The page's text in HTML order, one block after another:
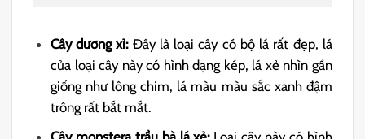
Cây dương xỉ:Đây là loại cây có bộ lá rất đẹp, lá
của loại cây này có hình dạng kép, lá xẻ nhìn gần
giống như lông chim, lá màu màu sắc xanh đậm
trông rất bắt mắt.